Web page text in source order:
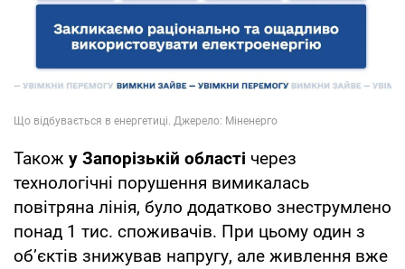
Також у Запорізькій області через
технологічні порушення вимикалась
повітряна лінія, було додатково знеструмлено
понад 1 тис. споживачів. При цьому один з
об’єктів знижував напругу, але живлення вже